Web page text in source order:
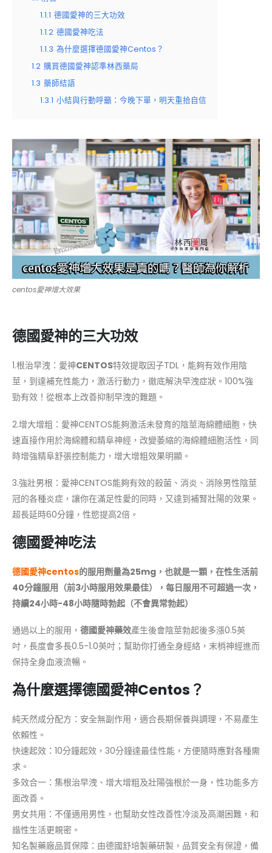
1.1.1 德國愛神的三大功效
1.1.2 德國愛神吃法
1.1.3 為什麼選擇德國愛神Centos？
1.2 購買德國愛神認準林西藥局
1.3 藥師結語
1.3.1 小結與行動呼籲：今晚下單，明天重拾自信
centos愛神增大效果
德國愛神的三大功效
1.根治早洩：愛神CENTOS特效提取因子TDL，能夠有效作用陰
莖，到達補充性能力，激活行動力，徹底解決早洩症狀。100%強
勁有效！從根本上改善抑制早洩的難題。
2.增大增粗：愛神CENTOS能夠激活未發育的陰莖海綿體細胞，快
速直接作用於海綿體和精阜神經，改變萎縮的海綿體細胞活性，同
時增強精阜舒張控制能力，增大增粗效果明顯。
3.強壯男根：愛神CENTOS能夠有效的殺菌、消炎、消除男性陰莖
冠的各種炎症，讓你在滿足性愛的同時，又達到補腎壯陽的效果。
超長延時60分鐘，性慾提高2倍。
德國愛神吃法
德國愛神centos的服用劑量為25mg，也就是一顆，在性生活前
40分鐘服用（前3小時服用效果最佳），每日服用不可超過一次，
持續24小時-48小時隨時勃起（不會異常勃起）
通過以上的服用， 德國愛神藥效產生後會陰莖勃起後多漲0.5英
吋，長度會多長0.5-1.0英吋；幫助你打通全身經絡，末梢神經進而
保持全身血液流暢。
為什麼選擇德國愛神Centos？
純天然成分配方：安全無副作用，適合長期保養與調理，不易產生
依賴性。
快速起效：10分鐘起效，30分鐘達最佳性能，方便隨時應對各種需
求。
多效合一：集根治早洩、增大增粗及壯陽強根於一身，性功能多方
面改善。
男女共用：不僅適用男性，也幫助女性改善性冷淡及高潮困難，和
諧性生活更親密。
知名製藥廠品質保障：由德國舒培製藥研製，品質安全有保證，備